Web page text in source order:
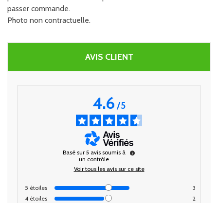
passer commande.
Photo non contractuelle.
AVIS CLIENT
4.6/5
Basé sur 5 avis soumis à
un contrôle
Voir tous les avis sur ce site
5 étoiles
3
4 étoiles
2